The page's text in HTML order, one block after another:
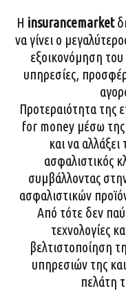
Η insurancemarket
να γίνει ο
εξοικονόμηση του
υπηρεσίες,
Προτεραιότητα της
for money μέσω της
και να
ασφαλιστικός
συμβάλλοντας
ασφαλιστικών
Από τότε δεν
τεχνολογίες
βελτιστοποίηση
υπηρεσιών της
πελάτη